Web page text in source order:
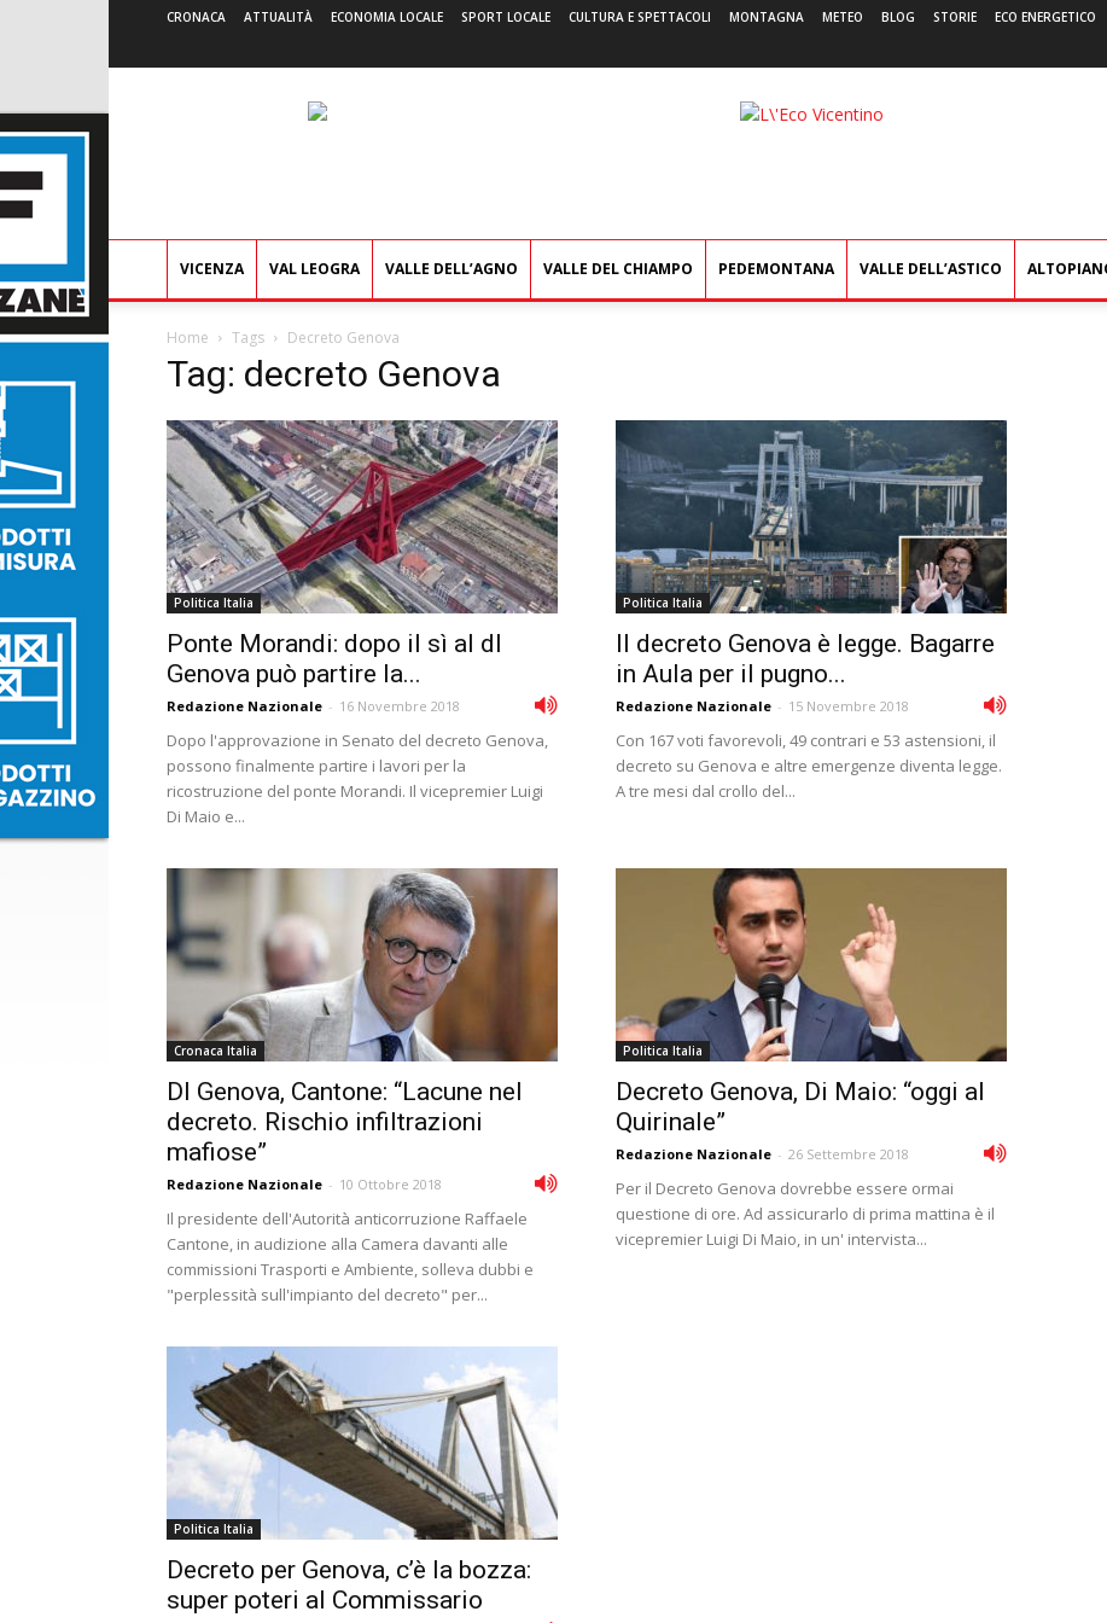
CRONACA ATTUALITÀ ECONOMIA LOCALE SPORT LOCALE CULTURA E SPETTACOLI MONTAGNA METEO BLOG STORIE ECO ENERGETICO
L'Eco
VICENZA VAL LEOGRA VALLE DELL’AGNO VALLE DEL CHIAMPO PEDEMONTANA VALLE DELL’ASTICO
Home Tags Decreto Genova
Tag: decreto Genova
Politica Italia
Ponte Morandi: dopo il sì al dl
Genova può partire la...
Redazione Nazionale - 16 Novembre 2018
Dopo l'approvazione in Senato del decreto Genova,
possono finalmente partire i lavori per la
ricostruzione del ponte Morandi. Il vicepremier Luigi
Di Maio e...
Politica Italia
Il decreto Genova è legge. Bagarre
in Aula per il pugno...
Redazione Nazionale - 15 Novembre 2018
Con 167 voti favorevoli, 49 contrari e 53 astensioni, il
decreto su Genova e altre emergenze diventa legge.
A tre mesi dal crollo del...
Cronaca Italia
Dl Genova, Cantone: “Lacune nel
decreto. Rischio infiltrazioni
mafiose”
Redazione Nazionale - 10 Ottobre 2018
Il presidente dell'Autorità anticorruzione Raffaele
Cantone, in audizione alla Camera davanti alle
commissioni Trasporti e Ambiente, solleva dubbi e
"perplessità sull'impianto del decreto" per...
Politica Italia
Decreto Genova, Di Maio: “oggi al
Quirinale”
Redazione Nazionale - 26 Settembre 2018
Per il Decreto Genova dovrebbe essere ormai
questione di ore. Ad assicurarlo di prima mattina è il
vicepremier Luigi Di Maio, in un' intervista...
Politica Italia
Decreto per Genova, c’è la bozza:
super poteri al Commissario